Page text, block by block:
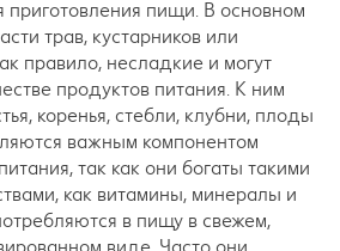
приготовления пищи. В основном
трав, кустарников или
правило, несладкие и могут
продуктов питания. К ним
коренья, стебли, клубни, плоды
важным компонентом
так как они богаты такими
как витамины, минералы и
в пищу в свежем,